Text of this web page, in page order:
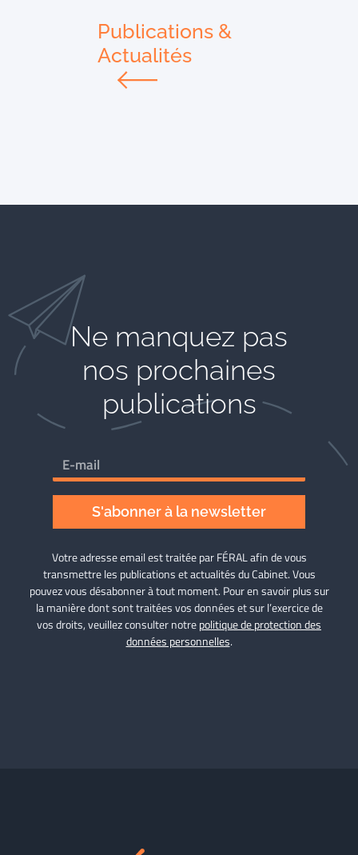
Publications &
Actualités
Ne manquez pas
nos prochaines
publications
S'abonner à la newsletter
Votre adresse email est traitée par FÉRAL afin de vous
transmettre les publications et actualités du Cabinet. Vous
pouvez vous désabonner à tout moment. Pour en savoir plus sur
la manière dont sont traitées vos données et sur l’exercice de
vos droits, veuillez consulter notrepolitique de protection des
données personnelles.